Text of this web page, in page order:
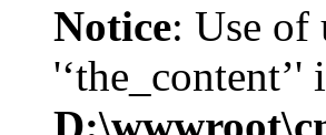
Notice: Use of
'‘the_content’'